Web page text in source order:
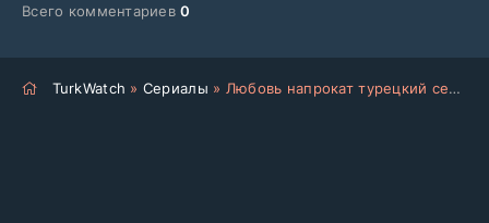
Всего комментариев0
TurkWatch » Сериалы » Любовь напрокат турецкий сериал на русском языке все серии смотреть онлайн бесплатно подряд